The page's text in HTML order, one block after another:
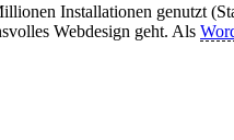
Installationen genutzt
Webdesign geht. Als